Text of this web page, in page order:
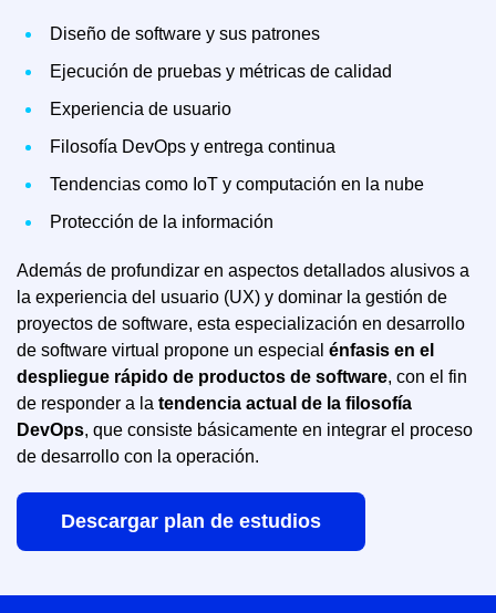
Diseño de software y sus patrones
Ejecución de pruebas y métricas de calidad
Experiencia de usuario
Filosofía DevOps y entrega continua
Tendencias como IoT y computación en la nube
Protección de la información
Además de profundizar en aspectos detallados alusivos a
la experiencia del usuario (UX) y dominar la gestión de
proyectos de software, esta especialización en desarrollo
de software virtual propone un especial énfasis en el
despliegue rápido de productos de software, con el fin
de responder a la tendencia actual de la filosofía
DevOps, que consiste básicamente en integrar el proceso
de desarrollo con la operación.
Descargar plan de estudios